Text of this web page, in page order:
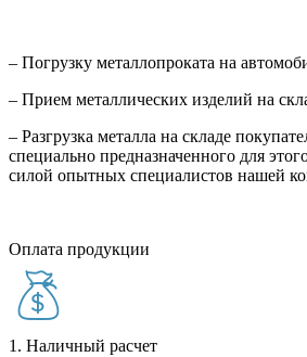
– Погрузку металлопроката на
– Прием металлических изделий на
– Разгрузка металла на складе
специально предназначенного для
силой опытных специалистов нашей
Оплата продукции
1. Наличный расчет